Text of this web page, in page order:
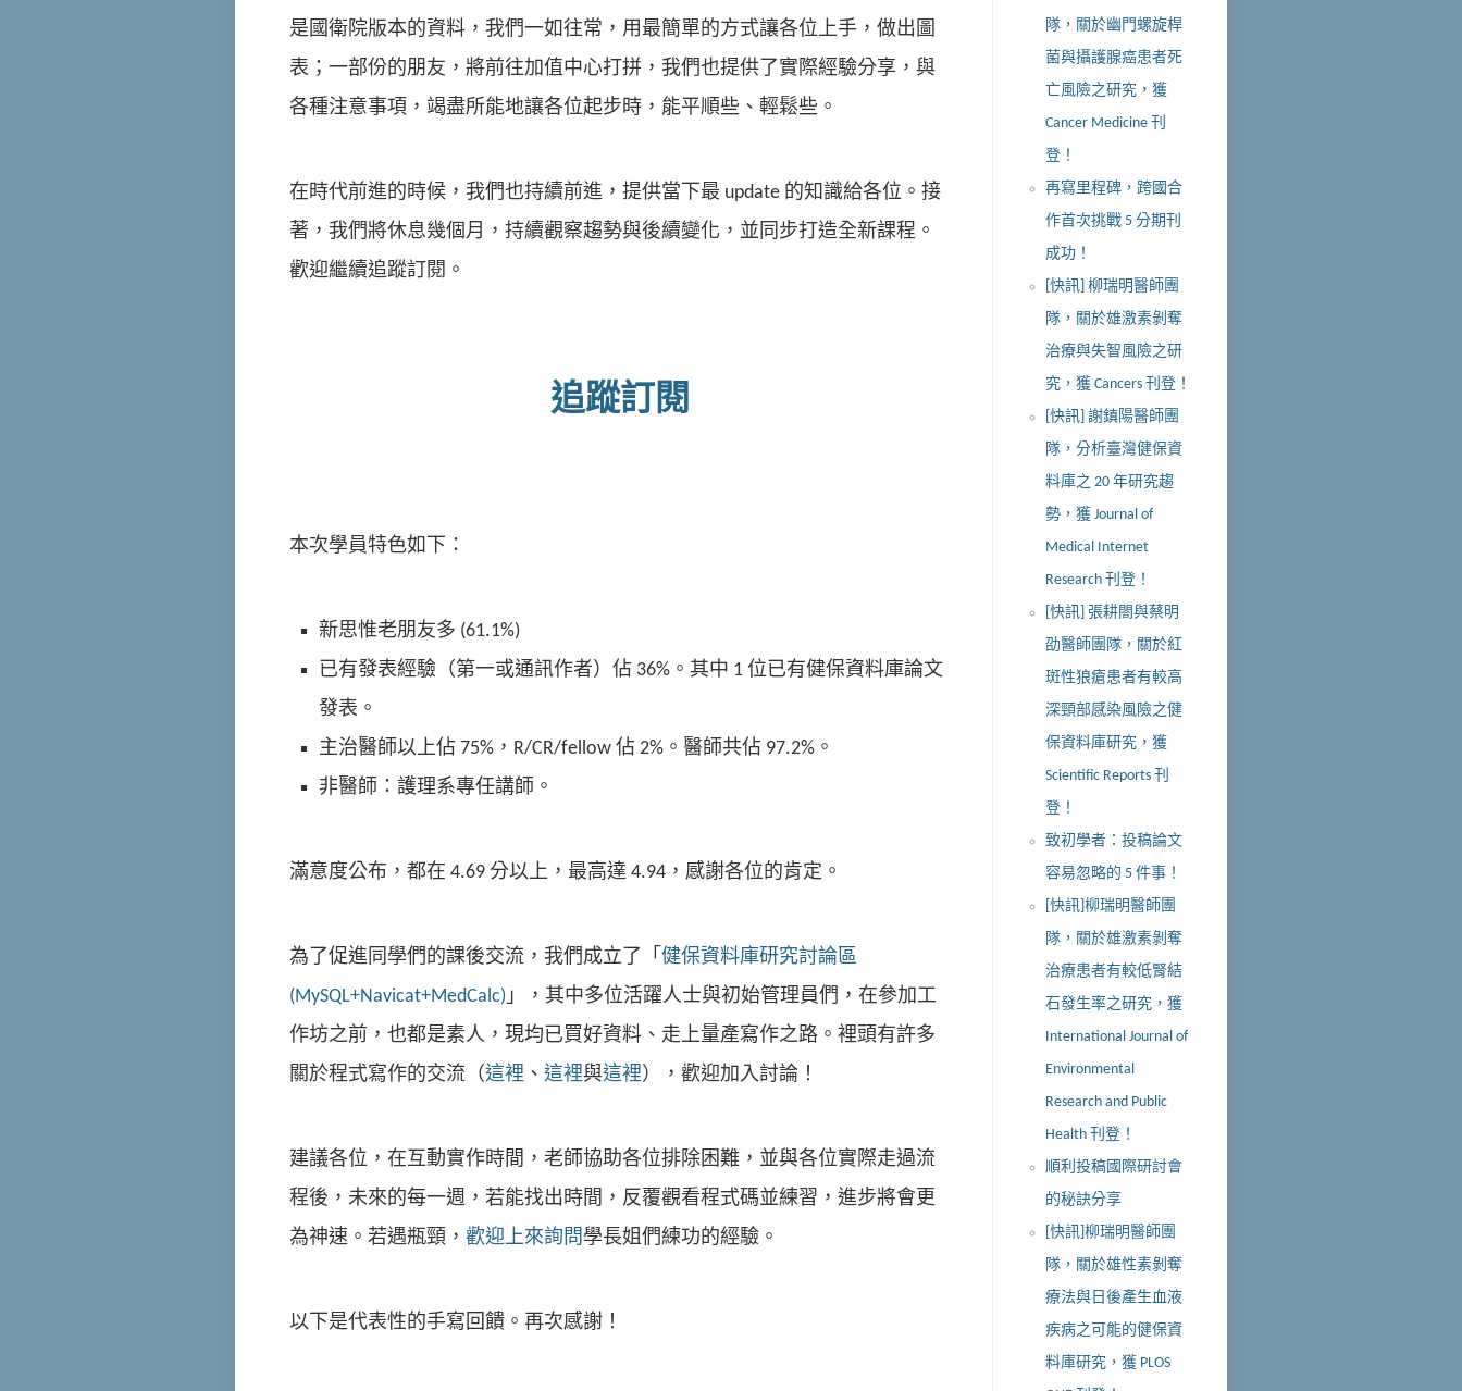
是國衛院版本的資料，我們一如往常，用最簡單的方式讓各位上手，做出圖
表；一部份的朋友，將前往加值中心打拼，我們也提供了實際經驗分享，與
各種注意事項，竭盡所能地讓各位起步時，能平順些、輕鬆些。
在時代前進的時候，我們也持續前進，提供當下最 update 的知識給各位。接
著，我們將休息幾個月，持續觀察趨勢與後續變化，並同步打造全新課程。
歡迎繼續追蹤訂閱。
追蹤訂閱
本次學員特色如下：
新思惟老朋友多 (61.1%)
已有發表經驗（第一或通訊作者）佔 36%。其中 1 位已有健保資料庫論文
發表。
主治醫師以上佔 75%，R/CR/fellow 佔 2%。醫師共佔 97.2%。
非醫師：護理系專任講師。
滿意度公布，都在 4.69 分以上，最高達 4.94，感謝各位的肯定。
為了促進同學們的課後交流，我們成立了「 健保資料庫研究討論區
(MySQL+Navicat+MedCalc)」，其中多位活躍人士與初始管理員們，在參加工
作坊之前，也都是素人，現均已買好資料、走上量產寫作之路。裡頭有許多
關於程式寫作的交流（這裡 、 這裡與這裡），歡迎加入討論！
建議各位，在互動實作時間，老師協助各位排除困難，並與各位實際走過流
程後，未來的每一週，若能找出時間，反覆觀看程式碼並練習，進步將會更
為神速。若遇瓶頸， 歡迎上來詢問 學長姐們練功的經驗。
以下是代表性的手寫回饋。再次感謝！
隊，關於幽門螺旋桿
菌與攝護腺癌患者死
亡風險之研究，獲
Cancer Medicine 刊
登！
再寫里程碑，跨國合
作首次挑戰 5 分期刊
成功！
[快訊] 柳瑞明醫師團
隊，關於雄激素剝奪
治療與失智風險之研
究，獲 Cancers 刊登！
[快訊] 謝鎮陽醫師團
隊，分析臺灣健保資
料庫之 20 年研究趨
勢，獲 Journal of
Medical Internet
Research 刊登！
[快訊] 張耕閤與蔡明
劭醫師團隊，關於紅
斑性狼瘡患者有較高
深頸部感染風險之健
保資料庫研究，獲
Scientific Reports 刊
登！
致初學者：投稿論文
容易忽略的 5 件事！
[快訊]柳瑞明醫師團
隊，關於雄激素剝奪
治療患者有較低腎結
石發生率之研究，獲
International Journal of
Environmental
Research and Public
Health 刊登！
順利投稿國際研討會
的秘訣分享
[快訊]柳瑞明醫師團
隊，關於雄性素剝奪
療法與日後產生血液
疾病之可能的健保資
料庫研究，獲 PLOS